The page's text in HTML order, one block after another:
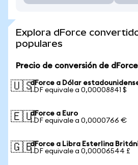
Explora dForce
populares
Precio de conversión de
🇺🇸dForce a Dólar
1 DF equivale a 0,00008841 $
🇪🇺dForce a Euro
1 DF equivale a 0,0000766 €
🇬🇧dForce a Libra Esterlina
1 DF equivale a 0,00006544 £